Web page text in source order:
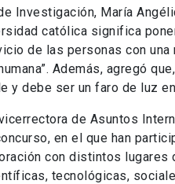
Investigación, María
católica significa
de las personas con
Además, agregó
y debe ser un faro de luz
de Asuntos
en el que han
con distintos
tecnológicas,